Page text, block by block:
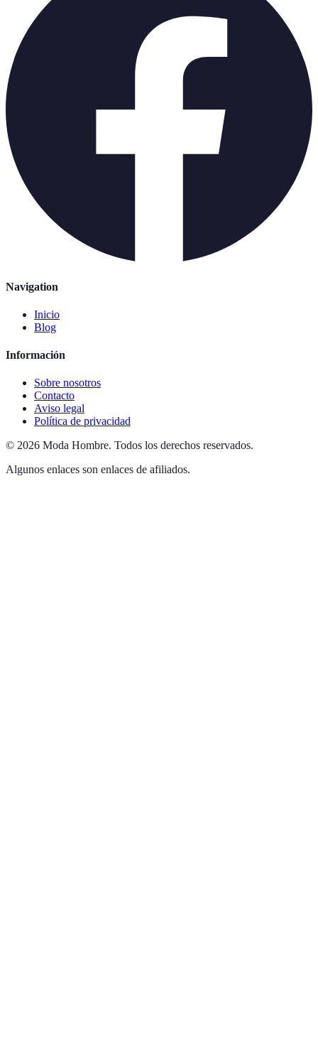
Navigation
Inicio
Blog
Información
Sobre nosotros
Contacto
Aviso legal
Política de privacidad
© 2026 Moda Hombre. Todos los derechos reservados.
Algunos enlaces son enlaces de afiliados.